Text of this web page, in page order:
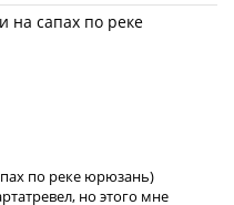
по реке юрюзань)
но этого мне